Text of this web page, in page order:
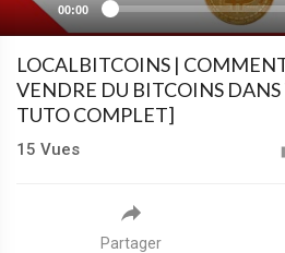
00:00
LOCALBITCOINS |
VENDRE DU BITCOINS DANS
TUTO COMPLET]
15 Vues
Partager